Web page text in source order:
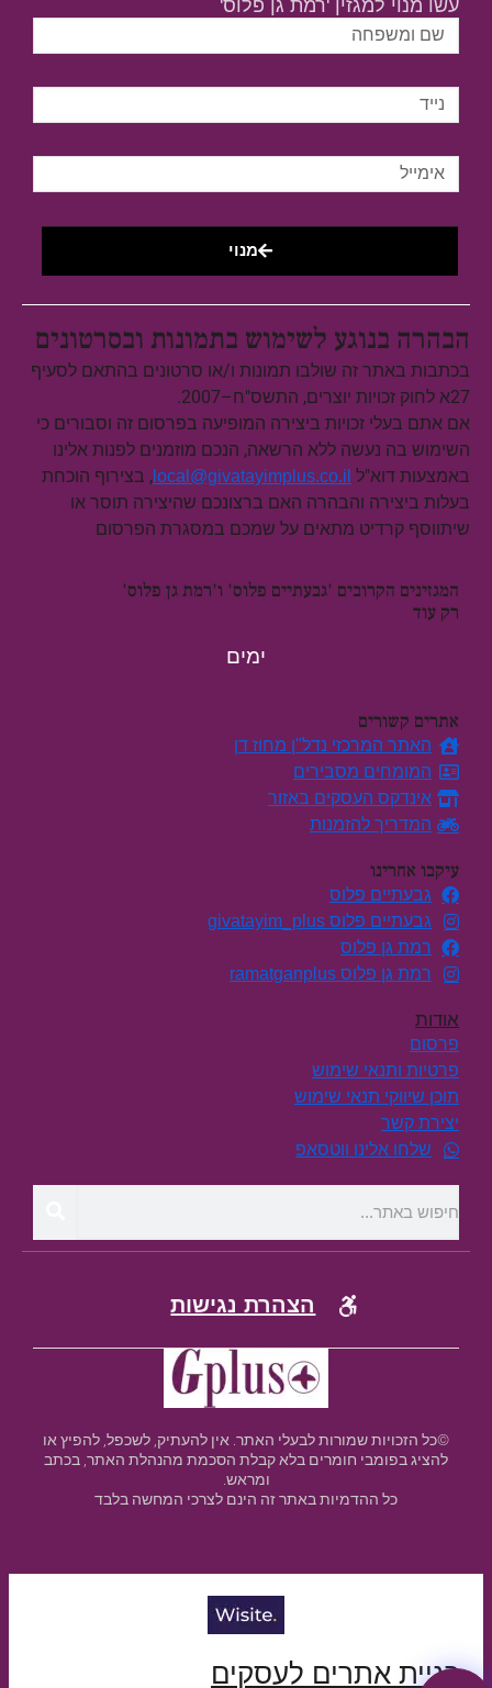
עשו מנוי למגזין 'רמת גן פלוס'
מנוי
הבהרה בנוגע לשימוש בתמונות ובסרטונים
בכתבות באתר זה שולבו תמונות ו/או סרטונים בהתאם לסעיף
27א לחוק זכויות יוצרים, התשס"ח–2007.
אם אתם בעלי זכויות ביצירה המופיעה בפרסום זה וסבורים כי
השימוש בה נעשה ללא הרשאה, הנכם מוזמנים לפנות אלינו
באמצעות דוא"ל local@givatayimplus.co.il , בצירוף הוכחת
בעלות ביצירה והבהרה האם ברצונכם שהיצירה תוסר או
שיתווסף קרדיט מתאים על שמכם במסגרת הפרסום
המגזינים הקרובים 'גבעתיים פלוס' ו'רמת גן פלוס'
רק עוד
ימים
אתרים קשורים
האתר המרכזי נדל"ן מחוז דן
המומחים מסבירים
אינדקס העסקים באזור
המדריך להזמנות
עיקבו אחרינו
גבעתיים פלוס
גבעתיים פלוס givatayim_plus
רמת גן פלוס
רמת גן פלוס ramatganplus
אודות
פרסום
פרטיות ותנאי שימוש
תוכן שיווקי תנאי שימוש
יצירת קשר
שלחו אלינו ווטסאפ
הצהרת נגישות
©כל הזכויות שמורות לבעלי האתר. אין להעתיק, לשכפל, להפיץ או
להציג בפומבי חומרים בלא קבלת הסכמת מהנהלת האתר, בכתב
ומראש.
כל ההדמיות באתר זה הינם לצרכי המחשה בלבד
בניית אתרים לעסקים